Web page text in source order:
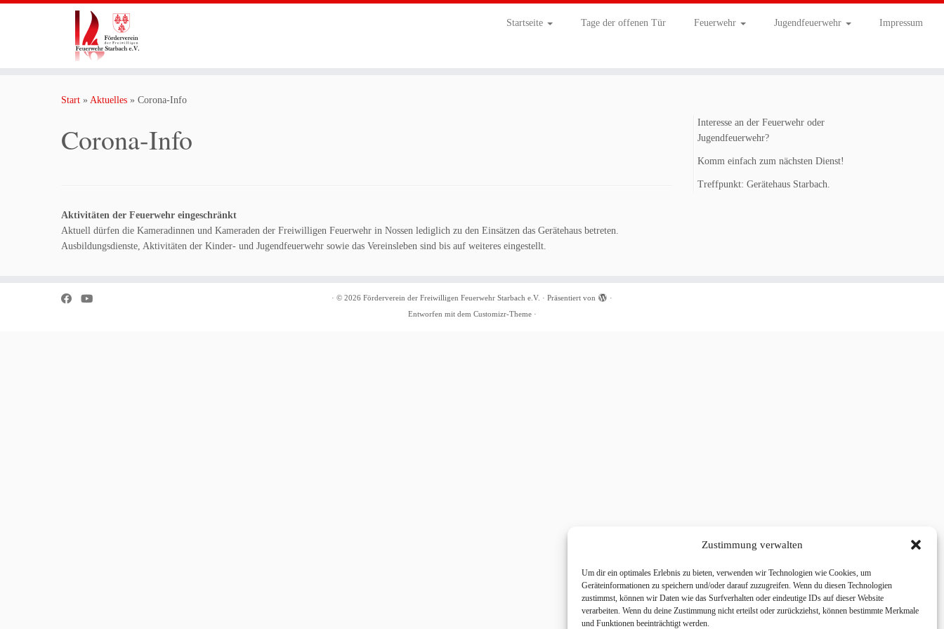
Zustimmung verwalten
Um dir ein optimales Erlebnis zu bieten, verwenden wir Technologien wie Cookies, um
Geräteinformationen zu speichern und/oder darauf zuzugreifen. Wenn du diesen Technologien
zustimmst, können wir Daten wie das Surfverhalten oder eindeutige IDs auf dieser Website
verarbeiten. Wenn du deine Zustimmung nicht erteilst oder zurückziehst, können bestimmte Merkmale
und Funktionen beeinträchtigt werden.
Startseite Tage der offenen Tür Feuerwehr Jugendfeuerwehr Impressum
Start » Aktuelles » Corona-Info
Corona-Info
Aktivitäten der Feuerwehr eingeschränkt
Aktuell dürfen die Kameradinnen und Kameraden der Freiwilligen Feuerwehr in Nossen lediglich zu den Einsätzen das Gerätehaus betreten.
Ausbildungsdienste, Aktivitäten der Kinder- und Jugendfeuerwehr sowie das Vereinsleben sind bis auf weiteres eingestellt.
Interesse an der Feuerwehr oder
Jugendfeuerwehr?
Komm einfach zum nächsten Dienst!
Treffpunkt: Gerätehaus Starbach.
· © 2026 Förderverein der Freiwilligen Feuerwehr Starbach e.V. · Präsentiert von
·
Entworfen mit dem Customizr-Theme·